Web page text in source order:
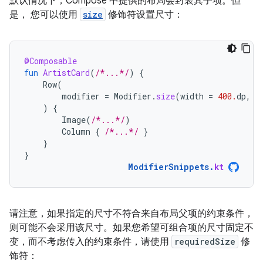
是， 您可以使用 size 修饰符设置尺寸：
@Composable
fun ArtistCard( /*...*/)
{
Row(
modifier = Modifier . size(width = 400.dp,
)
{
Image( /*...*/)
Column { /*...*/ }
}
}
ModifierSnippets. kt
请注意，如果指定的尺寸不符合来自布局父项的约束条件，
则可能不会采用该尺寸。如果您希望可组合项的尺寸固定不
变，而不考虑传入的约束条件，请使用
requiredSize 修
饰符：